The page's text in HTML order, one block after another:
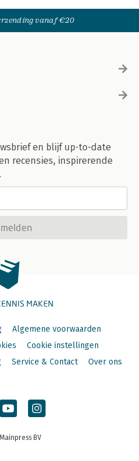
vanaf €20
en blijf up-to-date
recensies, inspirerende
MAKEN
Algemene voorwaarden
Cookie instellingen
Service & Contact Over ons
BV